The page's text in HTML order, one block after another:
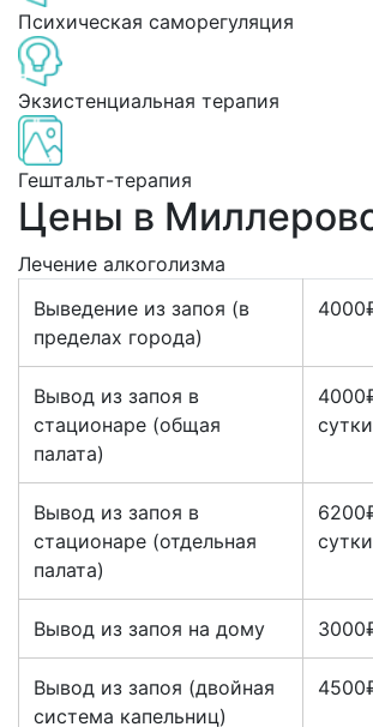
Психическая саморегуляция
Экзистенциальная терапия
Гештальт-терапия
Цены в
Лечение алкоголизма
Выведение из запоя (в
пределах города)
Вывод из запоя в
стационаре (общая
палата)
сутки
Вывод из запоя в
стационаре (отдельная
палата)
сутки
Вывод из запоя на дому
Вывод из запоя (двойная
система капельниц)